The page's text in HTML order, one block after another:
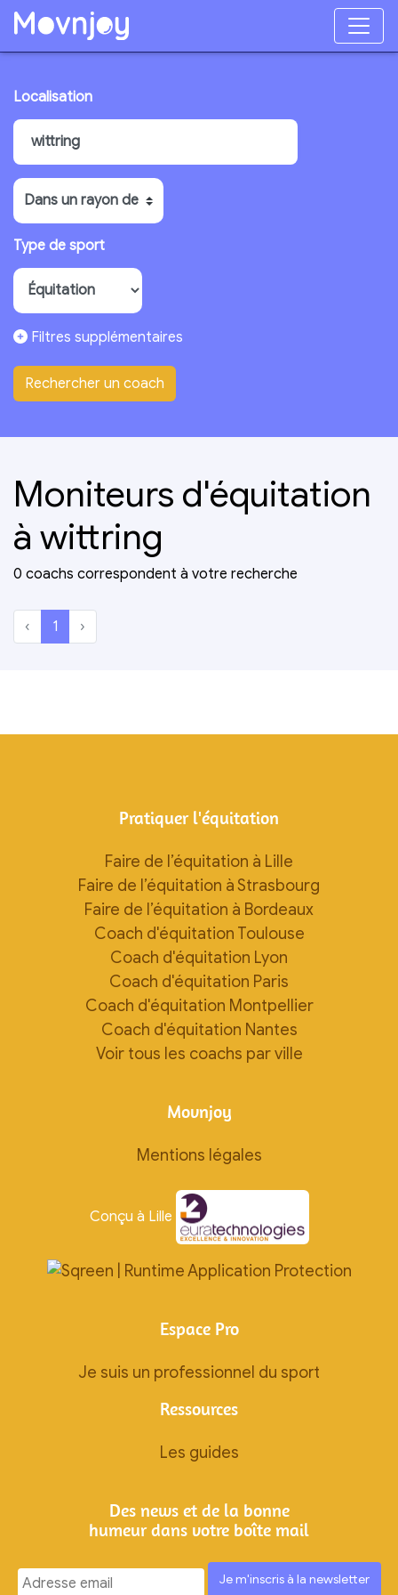
Localisation
Type de sport
Filtres supplémentaires
Moniteurs d'équitation
à wittring
0 coachs correspondent à votre recherche
‹ 1 ›
Pratiquer l'équitation
Faire de l’équitation à Lille
Faire de l’équitation à Strasbourg
Faire de l’équitation à Bordeaux
Coach d'équitation Toulouse
Coach d'équitation Lyon
Coach d'équitation Paris
Coach d'équitation Montpellier
Coach d'équitation Nantes
Voir tous les coachs par ville
Movnjoy
Mentions légales
Conçu à Lille
Espace Pro
Je suis un professionnel du sport
Ressources
Les guides
Des news et de la bonne
humeur dans votre boîte mail
Ignorez